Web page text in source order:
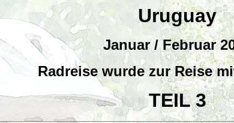
Uruguay
Januar / Februar
Radreise wurde zur Reise
TEIL 3